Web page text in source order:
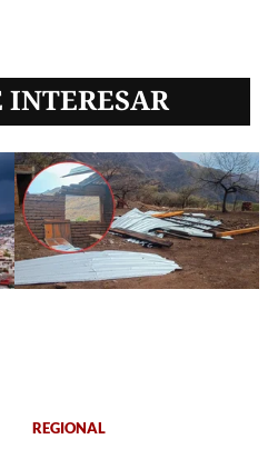
INTERESAR
REGIONAL